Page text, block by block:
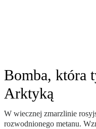
Bomba, która
Arktyką
W wiecznej zmarzlinie
rozwodnionego metanu.